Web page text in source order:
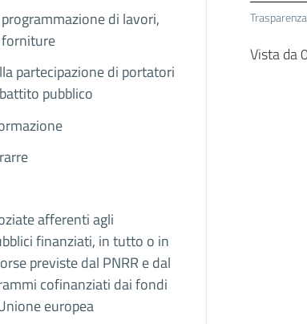
di lavori,
forniture
partecipazione di portatori
pubblico
afferenti agli
finanziati, in tutto o in
previste dal PNRR e dal
cofinanziati dai fondi
europea
Vista da